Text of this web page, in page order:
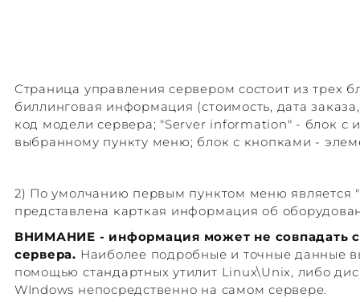
Страница управления сервером состоит из трех
биллинговая информация (стоимость, дата
код модели сервера; "Server information" - блок с
выбранному пункту меню; блок с кнопками -
2) По умолчанию первым пунктом меню является
представлена карткая информация об
ВНИМАНИЕ - информация может не совпадать
сервера. Наиболее подробные и точные данные
помощью стандартных утилит Linux\Unix, либо
WIndows непосредственно на самом сервере.